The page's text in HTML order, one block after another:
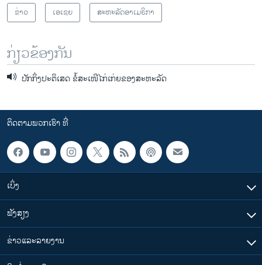
ຂ່າວ
ເອເຊຍ ສະຫະລັດອາເມຣິກາ
ກ່ຽວຂ້ອງກັນ
ປັກກິ່ງປະຕິເສດ ຂໍ້ສະເໜີໄກ່ເກ່ຍຂອງສະຫະລັດ
ຕິດຕາມພວກເຮົາ ທີ່
ເບິ່ງ
ຟັງສຽງ
ຂ່າວແລະລາຍງານ